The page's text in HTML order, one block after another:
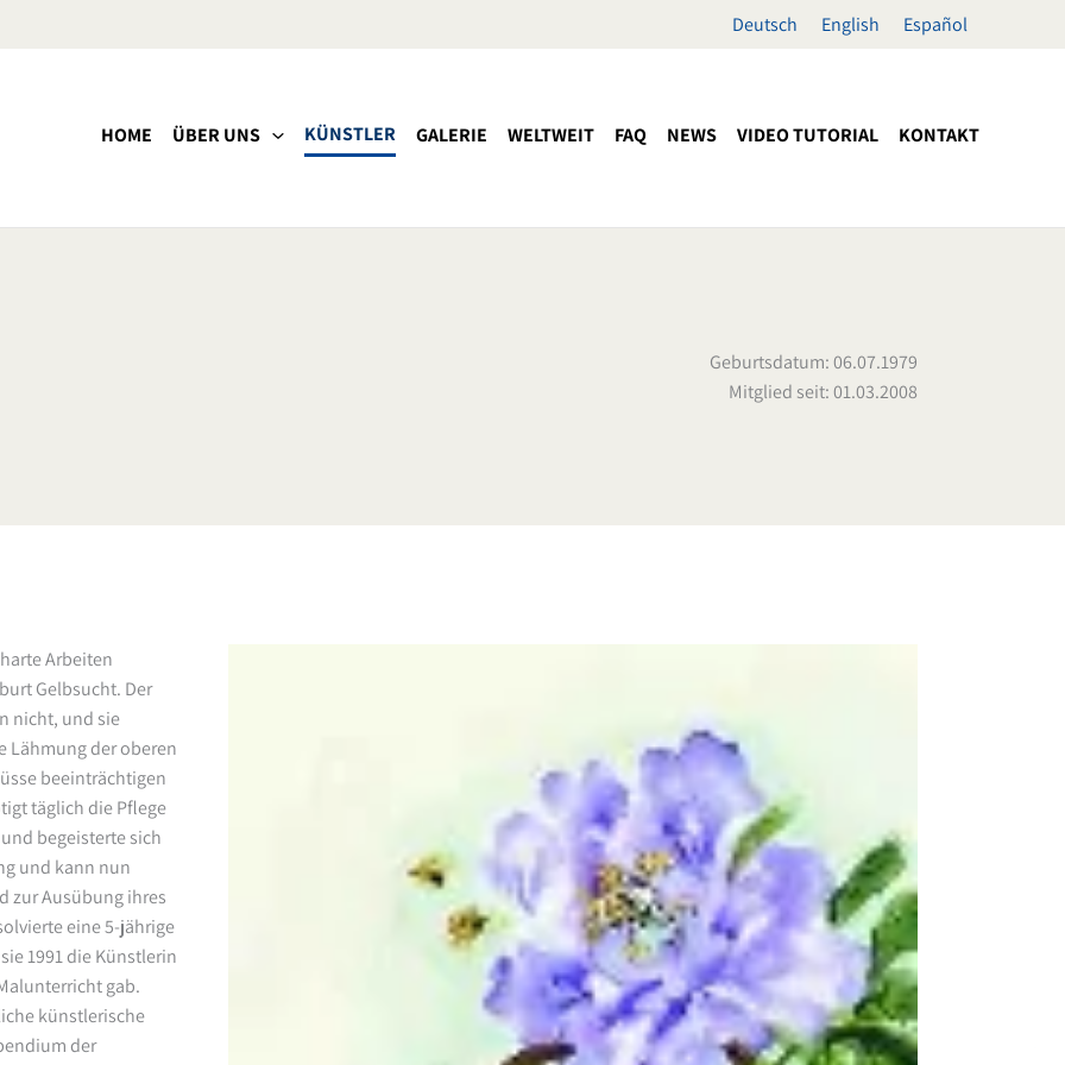
Deutsch English Español
HOME ÜBER UNS KÜNSTLER GALERIE WELTWEIT FAQ NEWS VIDEO TUTORIAL KONTAKT
Geburtsdatum: 06.07.1979
Mitglied seit: 01.03.2008
Arbeiten
Gelbsucht. Der
nicht, und sie
Lähmung der oberen
beeinträchtigen
täglich die Pflege
begeisterte sich
und kann nun
zur Ausübung ihres
eine 5-jährige
1991 die Künstlerin
gab.
künstlerische
der